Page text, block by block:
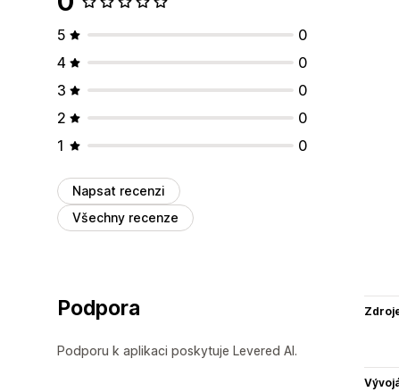
5
0
4
0
3
0
2
0
1
0
Napsat recenzi
Všechny recenze
Podpora
Podporu k aplikaci poskytuje Levered AI.